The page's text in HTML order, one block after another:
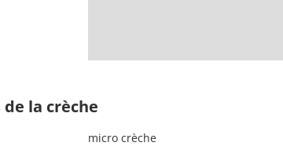
la crèche
micro crèche